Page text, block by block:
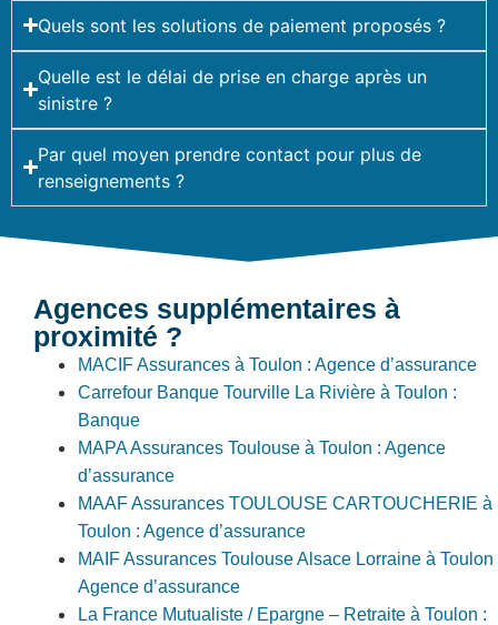
Quels sont les solutions de paiement proposés ?
Quelle est le délai de prise en charge après un
sinistre ?
Par quel moyen prendre contact pour plus de
renseignements ?
Agences supplémentaires à
proximité ?
MACIF Assurances à Toulon : Agence d’assurance
Carrefour Banque Tourville La Rivière à Toulon :
Banque
MAPA Assurances Toulouse à Toulon : Agence
d’assurance
MAAF Assurances TOULOUSE CARTOUCHERIE à
Toulon : Agence d’assurance
MAIF Assurances Toulouse Alsace Lorraine à Toulon
Agence d’assurance
La France Mutualiste / Epargne – Retraite à Toulon :